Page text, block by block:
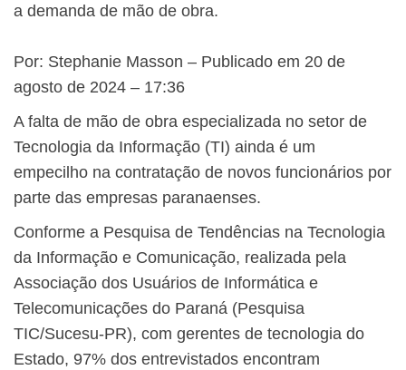
a demanda de mão de obra.
Por: Stephanie Masson – Publicado em 20 de
agosto de 2024 – 17:36
A falta de mão de obra especializada no setor de
Tecnologia da Informação (TI) ainda é um
empecilho na contratação de novos funcionários por
parte das empresas paranaenses.
Conforme a Pesquisa de Tendências na Tecnologia
da Informação e Comunicação, realizada pela
Associação dos Usuários de Informática e
Telecomunicações do Paraná (Pesquisa
TIC/Sucesu-PR), com gerentes de tecnologia do
Estado, 97% dos entrevistados encontram